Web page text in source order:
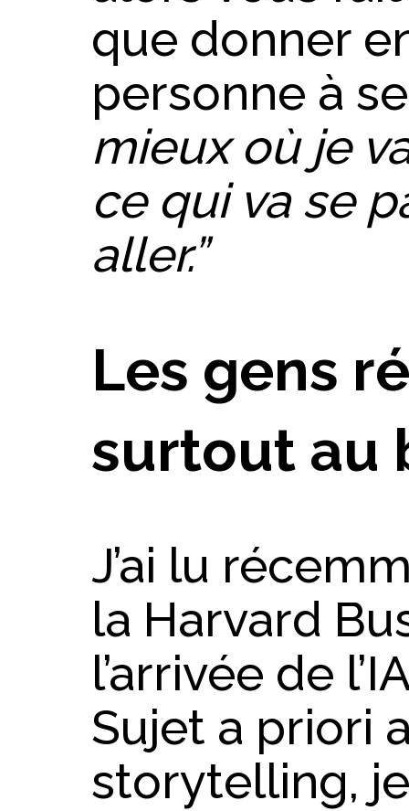
que donner
personne à
mieux où je
ce qui va se
aller.”
Les gens
surtout au
J’ai lu
la Harvard
l’arrivée de
Sujet a priori
storytelling,